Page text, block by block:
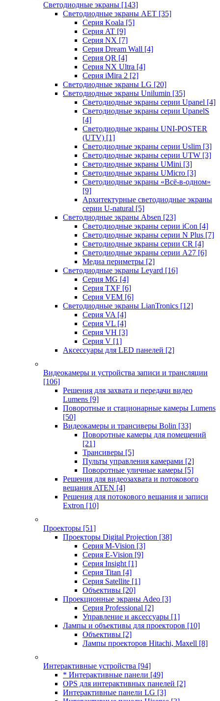
Светодиодные экраны [143]
Светодиодные экраны AET [35]
Cерия Koala [5]
Серия AT [9]
Серия NX [7]
Серия Dream Wall [4]
Серия QR [4]
Серия NX Ultra [4]
Серия iMira 2 [2]
Светодиодные экраны LG [20]
Светодиодные экраны Unilumin [35]
Светодиодные экраны серии Upanel [4]
Светодиодные экраны серии UpanelS
[4]
Светодиодные экраны UNI-POSTER
(UTV) [1]
Светодиодные экраны серии Uslim [3]
Светодиодные экраны серии UTW [3]
Светодиодные экраны UMini [3]
Светодиодные экраны UMicro [3]
Светодиодные экраны «Всё-в-одном»
[9]
Архитектурные светодиодные экраны
серии U-natural [5]
Светодиодные экраны Absen [23]
Светодиодные экраны серии iCon [4]
Светодиодные экраны серии N Plus [7]
Светодиодные экраны серии CR [4]
Светодиодные экраны серии А27 [6]
Медиа периметры [2]
Светодиодные экраны Leyard [16]
Серия MG [4]
Серия TXF [6]
Серия VEM [6]
Светодиодные экраны LianTronics [12]
Серия VA [4]
Серия VL [4]
Серия VH [3]
Серия V [1]
Аксессуары для LED панелей [2]
Видеокамеры и устройства записи и трансляции
[106]
Решения для захвата и передачи видео
Lumens [9]
Поворотные и стационарные камеры Lumens
[50]
Видеокамеры и трансиверы Bolin [33]
Поворотные камеры для помещений
[21]
Трансиверы [5]
Пульты управления камерами [2]
Поворотные уличные камеры [5]
Решения для видеозахвата и потокового
вещания ATEN [4]
Решения для потокового вещания и записи
Extron [10]
Проекторы [51]
Проекторы Digital Projection [38]
Серия M-Vision [3]
Серия E-Vision [9]
Серия Insight [1]
Серия Titan [4]
Серия Satellite [1]
Объективы [20]
Проекционные экраны Adeo [3]
Серия Professional [2]
Управление и аксессуары [1]
Лампы и объективы для проекторов [10]
Объективы [2]
Лампы проекторов Hitachi, Maxell [8]
Интерактивные устройства [94]
* Интерактивные панели [49]
OPS для интерактивных панелей [2]
Интерактивные панели LG [3]